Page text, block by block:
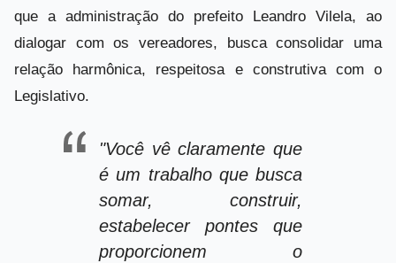
que a administração do prefeito Leandro Vilela, ao
dialogar com os vereadores, busca consolidar uma
relação harmônica, respeitosa e construtiva com o
Legislativo.
"Você vê claramente que
é um trabalho que busca
somar, construir,
estabelecer pontes que
proporcionem o